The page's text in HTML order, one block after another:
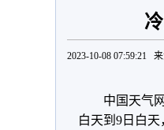
2023-10-08 07:59:21 来
中国天气
白天到9日白